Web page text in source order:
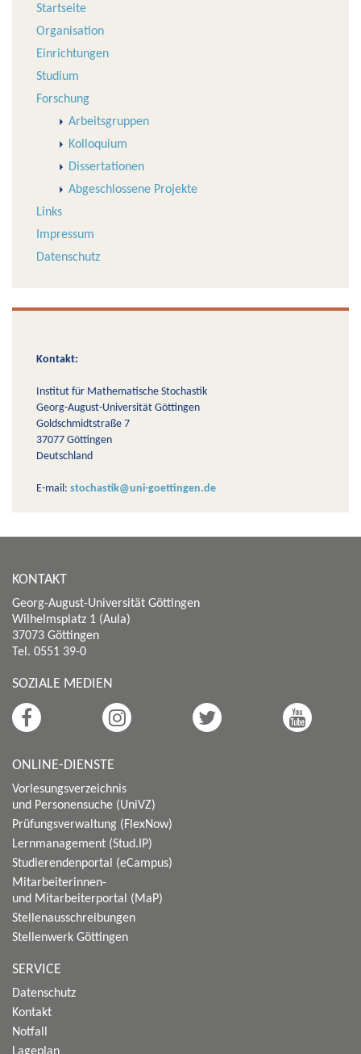
Startseite
Organisation
Einrichtungen
Studium
Forschung
Arbeitsgruppen
Kolloquium
Dissertationen
Abgeschlossene Projekte
Links
Impressum
Datenschutz
Kontakt:
Institut für Mathematische Stochastik
Georg-August-Universität Göttingen
Goldschmidtstraße 7
37077 Göttingen
Deutschland
E-mail: stochastik@uni-goettingen.de
KONTAKT
Georg-August-Universität Göttingen
Wilhelmsplatz 1 (Aula)
37073 Göttingen
Tel. 0551 39-0
SOZIALE MEDIEN
ONLINE-DIENSTE
Vorlesungsverzeichnis
und Personensuche (UniVZ)
Prüfungsverwaltung (FlexNow)
Lernmanagement (Stud.IP)
Studierendenportal (eCampus)
Mitarbeiterinnen-
und Mitarbeiterportal (MaP)
Stellenausschreibungen
Stellenwerk Göttingen
SERVICE
Datenschutz
Kontakt
Notfall